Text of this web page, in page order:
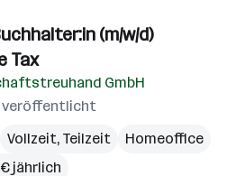
(m/w/d)
Tax
GmbH
veröffentlicht
Vollzeit, Teilzeit
Homeoffice
jährlich